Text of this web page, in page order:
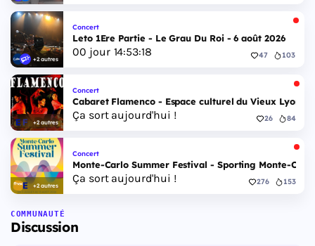
+2 autres
Concert
Leto 1Ere Partie - Le Grau Du Roi - 6 août 2026
00 jour 14:53:17 47 103
+2 autres
Concert
Cabaret Flamenco - Espace culturel du Vieux Lyon -
Ça sort aujourd'hui ! 26 84
+2 autres
Concert
Monte-Carlo Summer Festival - Sporting Monte-
Ça sort aujourd'hui ! 276 153
COMMUNAUTÉ
Discussion